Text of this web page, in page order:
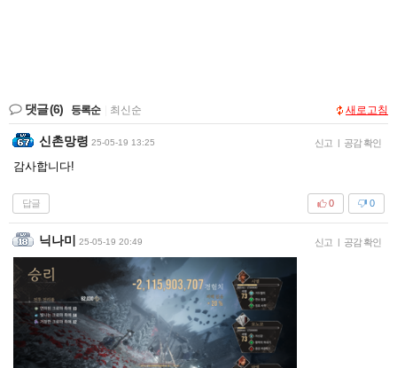
댓글(6) 등록순 최신순 새로고침
신촌망령 25-05-19 13:25 신고 | 공감 확인
감사합니다!
답글 0
0
닉나미 25-05-19 20:49 신고 | 공감 확인